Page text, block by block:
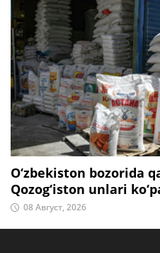
O‘zbekiston bozorida
Qozog‘iston unlari
08 Август, 2026